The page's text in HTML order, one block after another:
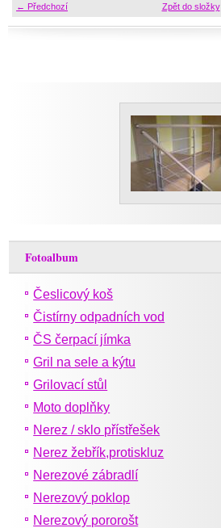
← Předchozí Zpět do složky
Fotoalbum
Česlicový koš
Čistírny odpadních vod
ČS čerpací jímka
Gril na sele a kýtu
Grilovací stůl
Moto doplňky
Nerez / sklo přístřešek
Nerez žebřík,protiskluz
Nerezové zábradlí
Nerezový poklop
Nerezový pororošt